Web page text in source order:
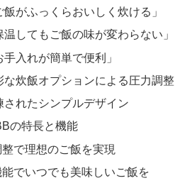
飯がふっくらおいしく炊ける」
温してもご飯の味が変わらない」
手入れが簡単で便利」
な炊飯オプションによる圧力調整
されたシンプルデザイン
の特長と機能
で理想のご飯を実現
でいつでも美味しいご飯を